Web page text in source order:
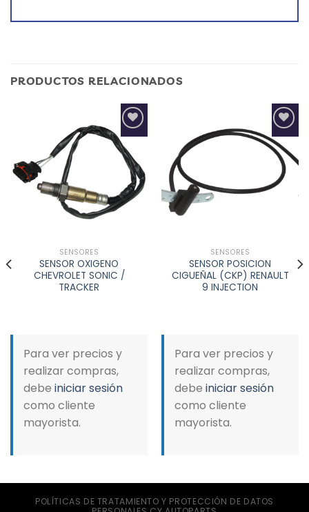
PRODUCTOS RELACIONADOS
Add to
wishlist
SENSORES
SENSOR OXIGENO
CHEVROLET SONIC /
TRACKER
Para ver precios y
realizar compras,
debe iniciar sesión
como cliente
mayorista.
Add to
wishlist
SENSORES
SENSOR POSICION
CIGUEÑAL (CKP) RENAULT
9 INJECTION
Para ver precios y
realizar compras,
debe iniciar sesión
como cliente
mayorista.
POLÍTICAS DE TRATAMIENTO Y PROTECCIÓN DE DATOS